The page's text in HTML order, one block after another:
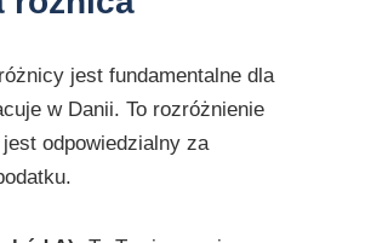
jest fundamentalne dla
w Danii. To rozróżnienie
odpowiedzialny za